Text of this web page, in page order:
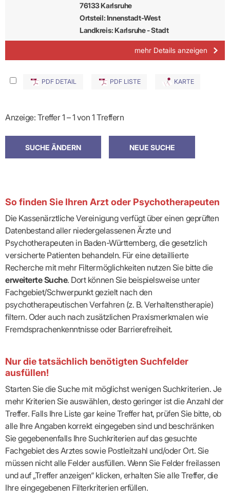
76133 Karlsruhe
Ortsteil: Innenstadt-West
Landkreis: Karlsruhe - Stadt
mehr Details anzeigen
PDF DETAIL PDF LISTE KARTE
Anzeige: Treffer 1 – 1 von 1 Treffern
So finden Sie Ihren Arzt oder Psychotherapeuten
Die Kassenärztliche Vereinigung verfügt über einen geprüften
Datenbestand aller niedergelassenen Ärzte und
Psychotherapeuten in Baden-Württemberg, die gesetzlich
versicherte Patienten behandeln. Für eine detaillierte
Recherche mit mehr Filtermöglichkeiten nutzen Sie bitte die
erweiterte Suche. Dort können Sie beispielsweise unter
Fachgebiet/Schwerpunkt gezielt nach den
psychotherapeutischen Verfahren (z. B. Verhaltenstherapie)
filtern. Oder auch nach zusätzlichen Praxismerkmalen wie
Fremdsprachenkenntnisse oder Barrierefreiheit.
Nur die tatsächlich benötigten Suchfelder
ausfüllen!
Starten Sie die Suche mit möglichst wenigen Suchkriterien. Je
mehr Kriterien Sie auswählen, desto geringer ist die Anzahl der
Treffer. Falls Ihre Liste gar keine Treffer hat, prüfen Sie bitte, ob
alle Ihre Angaben korrekt eingegeben sind und beschränken
Sie gegebenenfalls Ihre Suchkriterien auf das gesuchte
Fachgebiet des Arztes sowie Postleitzahl und/oder Ort. Sie
müssen nicht alle Felder ausfüllen. Wenn Sie Felder freilassen
und auf „Treffer anzeigen“ klicken, erhalten Sie alle Treffer, die
Ihre eingegebenen Filterkriterien erfüllen.